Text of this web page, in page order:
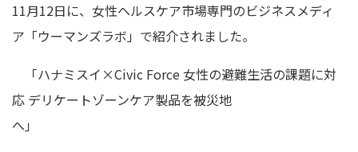
11月12日に、女性ヘルスケア市場専門のビジネスメディ
ア「ウーマンズラボ」で紹介されました。
「ハナミスイ×Civic Force 女性の避難生活の課題に対
応 デリケートゾーンケア製品を被災地
へ